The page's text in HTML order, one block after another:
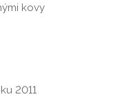
kovy
2011